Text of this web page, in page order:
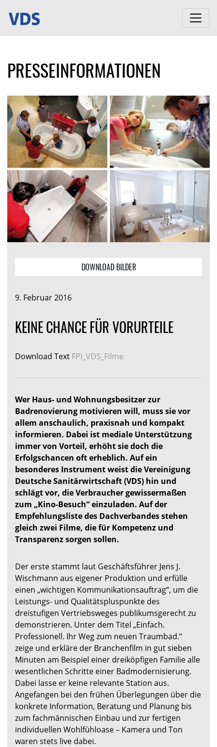
PRESSEINFORMATIONEN
DOWNLOAD BILDER
9. Februar 2016
KEINE CHANCE FÜR VORURTEILE
Download Text FPI_VDS_Filme
Wer Haus- und Wohnungsbesitzer zur
Badrenovierung motivieren will, muss sie vor
allem anschaulich, praxisnah und kompakt
informieren. Dabei ist mediale Unterstützung
immer von Vorteil, erhöht sie doch die
Erfolgschancen oft erheblich. Auf ein
besonderes Instrument weist die Vereinigung
Deutsche Sanitärwirtschaft (VDS) hin und
schlägt vor, die Verbraucher gewissermaßen
zum „Kino-Besuch“ einzuladen. Auf der
Empfehlungsliste des Dachverbandes stehen
gleich zwei Filme, die für Kompetenz und
Transparenz sorgen sollen.
Der erste stammt laut Geschäftsführer Jens J.
Wischmann aus eigener Produktion und erfülle
einen „wichtigen Kommunikationsauftrag“, um die
Leistungs- und Qualitätspluspunkte des
dreistufigen Vertriebsweges publikumsgerecht zu
demonstrieren. Unter dem Titel „Einfach.
Professionell. Ihr Weg zum neuen Traumbad.“
zeige und erkläre der Branchenfilm in gut sieben
Minuten am Beispiel einer dreiköpfigen Familie alle
wesentlichen Schritte einer Badmodernisierung.
Dabei lasse er keine relevante Station aus.
Angefangen bei den frühen Überlegungen über die
konkrete Information, Beratung und Planung bis
zum fachmännischen Einbau und zur fertigen
individuellen Wohlfühloase – Kamera und Ton
waren stets live dabei.